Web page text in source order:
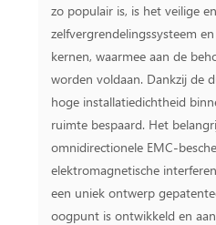
zo populair is, is het veilige
zelfvergrendelingssysteem
kernen, waarmee aan de
worden voldaan. Dankzij de
hoge installatiedichtheid
ruimte bespaard. Het
omnidirectionele EMC-
elektromagnetische
een uniek ontwerp
oogpunt is ontwikkeld en